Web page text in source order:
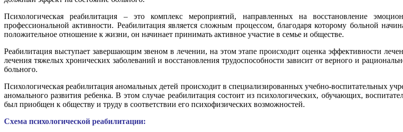
Психологическая реабилитация – это комплекс мероприятий, направленных на восстановление
профессиональной активности. Реабилитация является сложным процессом, благодаря которому больной
положительное отношение к жизни, он начинает принимать активное участие в семье и обществе.
Реабилитация выступает завершающим звеном в лечении, на этом этапе происходит оценка эффективности
лечения тяжелых хронических заболеваний и восстановления трудоспособности зависит от верного и
больного.
Психологическая реабилитация аномальных детей происходит в специализированных учебно-воспитательных
аномального развития ребенка. В этом случае реабилитация состоит из психологических, обучающих,
был приобщен к обществу и труду в соответствии его психофизических возможностей.
Схема психологической реабилитации: